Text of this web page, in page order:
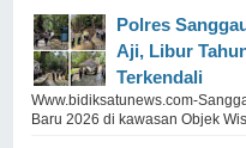
Polres
Aji, Libur
Terkendali
Www.bidiksatunews.com-
Baru 2026 di kawasan Objek